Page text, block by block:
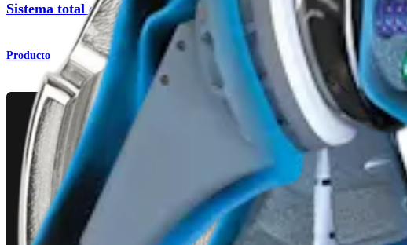
Sistema total de hombro Univers Apex OptiFit™
Producto